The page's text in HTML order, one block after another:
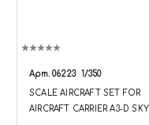
Арт. 06223 1/350
SCALE AIRCRAFT SET FOR
AIRCRAFT CARRIER A3-D SKY